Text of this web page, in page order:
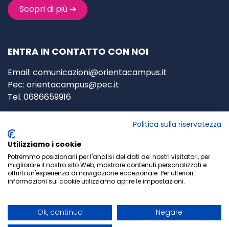
Scopri di più ➔
ENTRA IN CONTATTO CON NOI
Email: comunicazioni@orientacampus.it
Pec: orientacampus@pec.it
Tel. 0686659916
00127 Roma
P.IVA: 02963930595
Privacy Policy-Cookie Policy
Politica sulla riservatezza
Utilizziamo i cookie
Potremmo posizionarli per l'analisi dei dati dei nostri visitatori, per
migliorare il nostro sito Web, mostrare contenuti personalizzati e
offrirti un'esperienza di navigazione eccezionale. Per ulteriori
informazioni sui cookie utilizziamo aprire le impostazioni.
Ok, continua Negare